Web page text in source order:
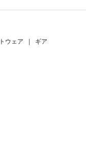
ウェア | ギア